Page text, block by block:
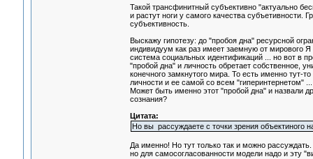
Такой трансфинитный субъективно "актуально
и растут ноги у самого качества субъетивности.
субъективность.
Выскажу гипотезу: до "пробоя дна" ресурсной
индивидуум как раз имеет заемную от мирового Я
система социальных идентификаций ... но вот в
"пробой дна" и личность обретает собственное,
конечного замкнутого мира. То есть именно тут-
личности и ее самой со всем "гиперинтернетом" ...
Может быть именно этот "пробой дна" и назвали
сознания?
Цитата:
Но вы рассуждаете с точки зрения объектиного
Да именно! Но тут только так и можно
но для самосогласованности модели надо и эту